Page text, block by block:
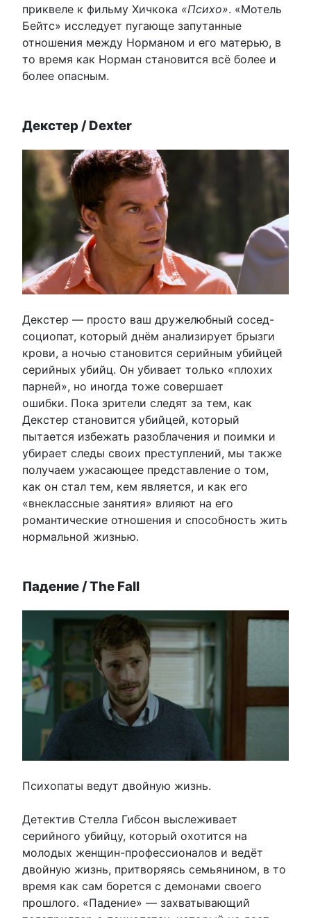
приквеле к фильму Хичкока «Психо». «Мотель
Бейтс» исследует пугающе запутанные
отношения между Норманом и его матерью, в
то время как Норман становится всё более и
более опасным.
Декстер / Dexter
Декстер — просто ваш дружелюбный сосед-
социопат, который днём анализирует брызги
крови, а ночью становится серийным убийцей
серийных убийц. Он убивает только «плохих
парней», но иногда тоже совершает
ошибки. Пока зрители следят за тем, как
Декстер становится убийцей, который
пытается избежать разоблачения и поимки и
убирает следы своих преступлений, мы также
получаем ужасающее представление о том,
как он стал тем, кем является, и как его
«внеклассные занятия» влияют на его
романтические отношения и способность жить
нормальной жизнью.
Падение / The Fall
Психопаты ведут двойную жизнь.
Детектив Стелла Гибсон выслеживает
серийного убийцу, который охотится на
молодых женщин-профессионалов и ведёт
двойную жизнь, притворяясь семьянином, в то
время как сам борется с демонами своего
прошлого. «Падение» — захватывающий